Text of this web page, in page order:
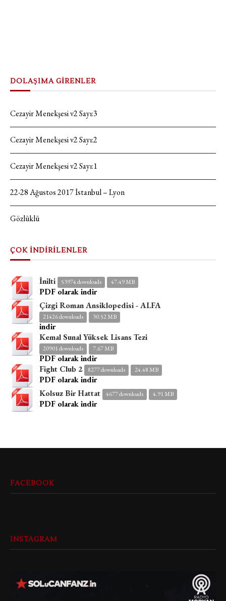
DOLAŞIMA GİRENLER
Cezayir Menekşesi v2 Sayı:3
Cezayir Menekşesi v2 Sayı:2
Cezayir Menekşesi v2 Sayı:1
22-28 Ağustos 2017 İstanbul – Lyon
Gözlüklü
ÇOK İNDİRİLENLER
İnilti 53974 downloads 47.49 MB
PDF olarak indir
Çizgi Roman Ansiklopedisi - ALFA
21426 downloads 30.52 MB
indir
Kemal Sunal Yüksek Lisans Tezi
20901 downloads 7.67 MB
PDF olarak indir
Fight Club 2
8277 downloads 24.48 MB
PDF olarak indir
Kolsuz Bir Hattat
4677 downloads 4.91 MB
PDF olarak indir
FACEBOOK
INSTAGRAM